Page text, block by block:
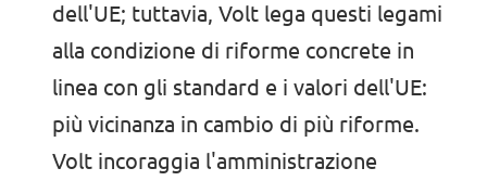
dell'UE; tuttavia, Volt lega questi legami
alla condizione di riforme concrete in
linea con gli standard e i valori dell'UE:
più vicinanza in cambio di più riforme.
Volt incoraggia l'amministrazione